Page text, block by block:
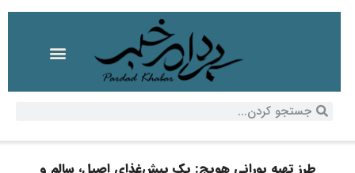
طرز تهیه بورانی هویج: یک پیش‌غذای اصیل، سالم و